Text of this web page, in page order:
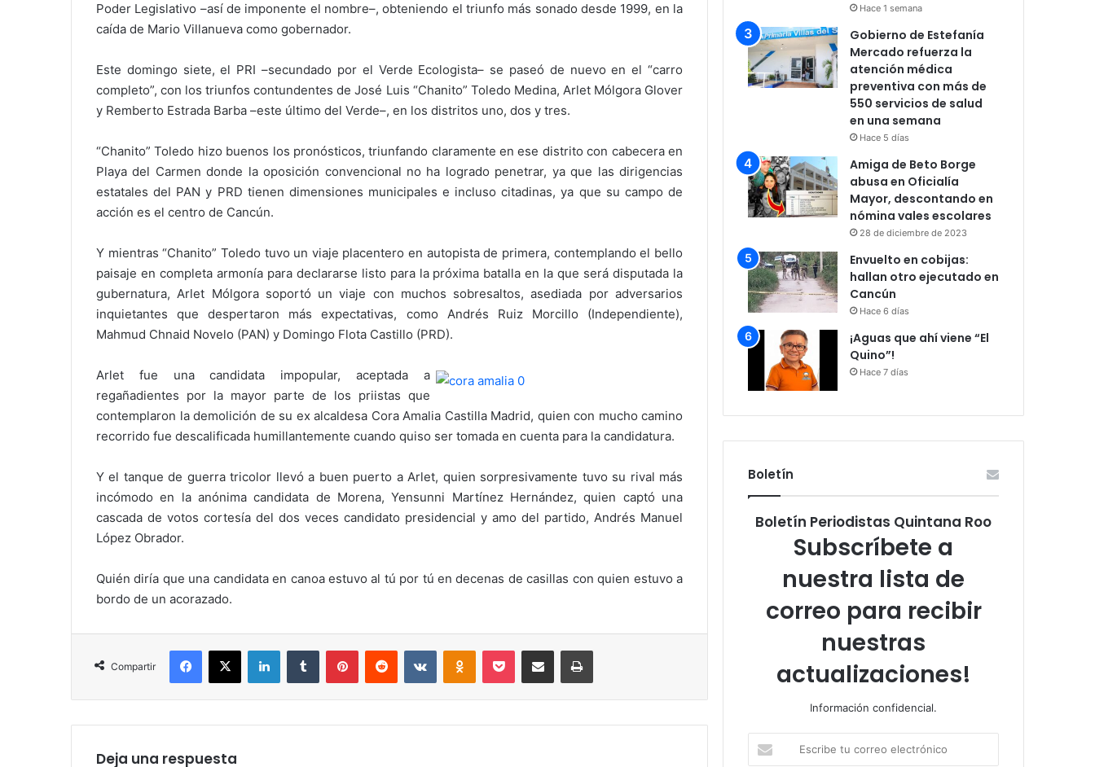
Poder Legislativo –así de imponente el nombre–, obteniendo el triunfo más sonado desde 1999, en la
caída de Mario Villanueva como gobernador.
Este domingo siete, el PRI –secundado por el Verde Ecologista– se paseó de nuevo en el “carro
completo”, con los triunfos contundentes de José Luis “Chanito” Toledo Medina, Arlet Mólgora Glover
y Remberto Estrada Barba –este último del Verde–, en los distritos uno, dos y tres.
“Chanito” Toledo hizo buenos los pronósticos, triunfando claramente en ese distrito con cabecera en
Playa del Carmen donde la oposición convencional no ha logrado penetrar, ya que las dirigencias
estatales del PAN y PRD tienen dimensiones municipales e incluso citadinas, ya que su campo de
acción es el centro de Cancún.
Y mientras “Chanito” Toledo tuvo un viaje placentero en autopista de primera, contemplando el bello
paisaje en completa armonía para declararse listo para la próxima batalla en la que será disputada la
gubernatura, Arlet Mólgora soportó un viaje con muchos sobresaltos, asediada por adversarios
inquietantes que despertaron más expectativas, como Andrés Ruiz Morcillo (Independiente),
Mahmud Chnaid Novelo (PAN) y Domingo Flota Castillo (PRD).
Arlet fue una candidata impopular, aceptada a
regañadientes por la mayor parte de los priistas que
contemplaron la demolición de su ex alcaldesa Cora Amalia Castilla Madrid, quien con mucho camino
recorrido fue descalificada humillantemente cuando quiso ser tomada en cuenta para la candidatura.
Y el tanque de guerra tricolor llevó a buen puerto a Arlet, quien sorpresivamente tuvo su rival más
incómodo en la anónima candidata de Morena, Yensunni Martínez Hernández, quien captó una
cascada de votos cortesía del dos veces candidato presidencial y amo del partido, Andrés Manuel
López Obrador.
Quién diría que una candidata en canoa estuvo al tú por tú en decenas de casillas con quien estuvo a
bordo de un acorazado.
Compartir
Facebook
X LinkedInTumblr PinterestReddit VKontakteOdnoklassniki
Pocket Compartir por correo electrónicoImprimir
Deja una respuesta
Hace 1 semana
Gobierno de Estefanía
Mercado refuerza la
atención médica
preventiva con más de
550 servicios de salud
en una semana
Hace 5 días
Amiga de Beto Borge
abusa en Oficialía
Mayor, descontando en
nómina vales escolares
28 de diciembre de 2023
Envuelto en cobijas:
hallan otro ejecutado en
Cancún
Hace 6 días
¡Aguas que ahí viene “El
Quino”!
Hace 7 días
Boletín
Boletín Periodistas Quintana Roo
Subscríbete a
nuestra lista de
correo para recibir
nuestras
actualizaciones!
Información confidencial.
tu